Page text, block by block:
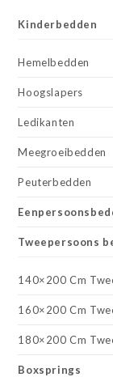
Kinderbedden
Hemelbedden
Hoogslapers
Ledikanten
Meegroeibedden
Peuterbedden
Tweepersoons
140×200 Cm
160×200 Cm
180×200 Cm
Boxsprings